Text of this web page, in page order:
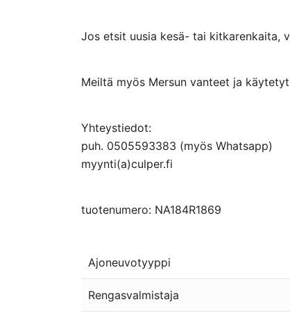
Jos etsit uusia kesä- tai kitkarenkaita,
Meiltä myös Mersun vanteet ja
Yhteystiedot:
puh. 0505593383 (myös Whatsapp)
myynti(a)culper.fi
tuotenumero: NA184R1869
Ajoneuvotyyppi
Rengasvalmistaja